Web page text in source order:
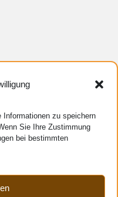
zu speichern
Sie Ihre Zustimmung
bei bestimmten